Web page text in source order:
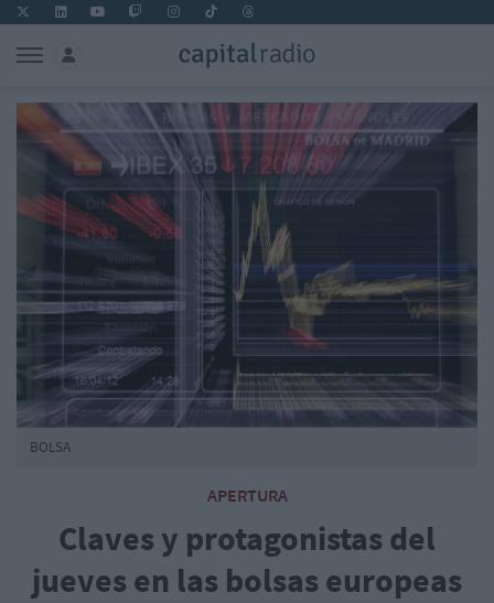
APERTURA
Claves y protagonistas del
jueves en las bolsas europeas
BOLSA